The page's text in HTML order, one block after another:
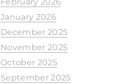
January 2026
December 2025
November 2025
October 2025
September 2025